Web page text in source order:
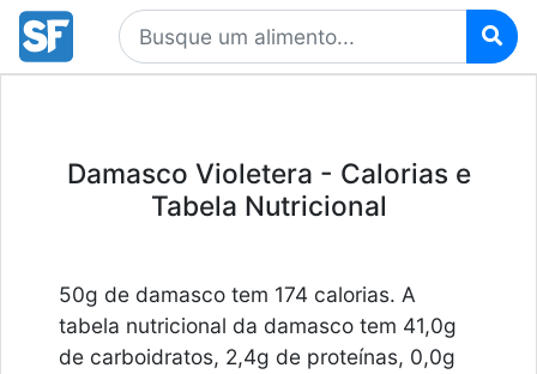
Damasco Violetera - Calorias e
Tabela Nutricional
50g de damasco tem 174 calorias. A
tabela nutricional da damasco tem 41,0g
de carboidratos, 2,4g de proteínas, 0,0g